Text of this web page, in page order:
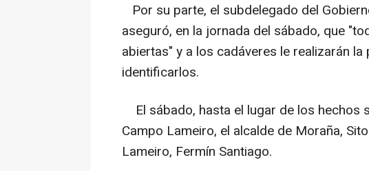
Por su parte, el subdelegado del
aseguró, en la jornada del sábado, que
abiertas" y a los cadáveres le realizarán
identificarlos.
El sábado, hasta el lugar de los hechos
Campo Lameiro, el alcalde de Moraña,
Lameiro, Fermín Santiago.